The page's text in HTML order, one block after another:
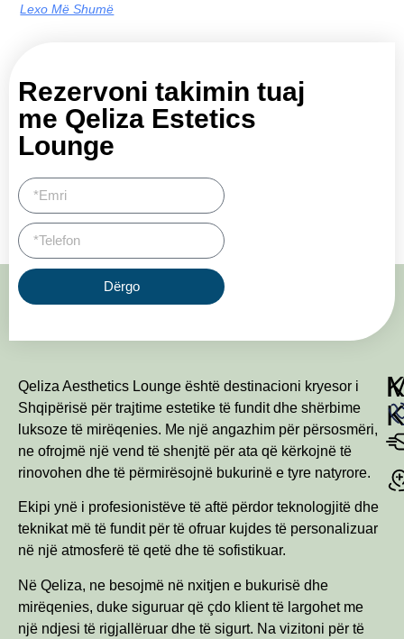
Lexo Më Shumë
Rezervoni takimin tuaj
me Qeliza Estetics
Lounge
Dërgo
Qeliza Aesthetics Lounge është destinacioni kryesor i
Shqipërisë për trajtime estetike të fundit dhe shërbime
luksoze të mirëqenies. Me një angazhim për përsosmëri,
ne ofrojmë një vend të shenjtë për ata që kërkojnë të
rinovohen dhe të përmirësojnë bukurinë e tyre natyrore.
Ekipi ynë i profesionistëve të aftë përdor teknologjitë dhe
teknikat më të fundit për të ofruar kujdes të personalizuar
në një atmosferë të qetë dhe të sofistikuar.
Në Qeliza, ne besojmë në nxitjen e bukurisë dhe
mirëqenies, duke siguruar që çdo klient të largohet me
një ndjesi të rigjallëruar dhe të sigurt. Na vizitoni për të